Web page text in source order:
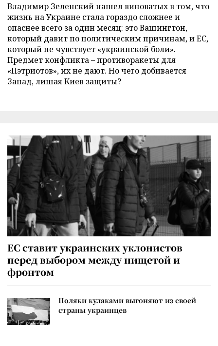
Владимир Зеленский нашел виноватых в том, что
жизнь на Украине стала гораздо сложнее и
опаснее всего за один месяц: это Вашингтон,
который давит по политическим причинам, и ЕС,
который не чувствует «украинской боли».
Предмет конфликта – противоракеты для
«Пэтриотов», их не дают. Но чего добивается
Запад, лишая Киев защиты?
ЕС ставит украинских уклонистов
перед выбором между нищетой и
фронтом
Поляки кулаками выгоняют из своей
страны украинцев